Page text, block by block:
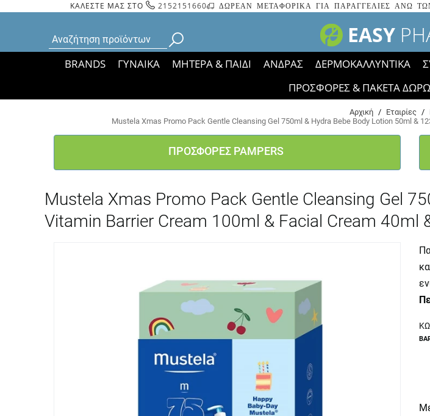
ΚΑΛΕΣΤΕ ΜΑΣ ΣΤΟ 2152151660 ΔΩΡΕΑΝ ΜΕΤΑΦΟΡΙΚΑ ΓΙΑ ΠΑΡΑΓΓΕΛΙΕΣ ΑΝΩ
EASY
BRANDS ΓΥΝΑΙΚΑ ΜΗΤΕΡΑ & ΠΑΙΔΙ ΑΝΔΡΑΣ ΔΕΡΜΟΚΑΛΛΥΝΤΙΚΑ
ΠΡΟΣΦΟΡΕΣ & ΠΑΚΕΤΑ
Bάσει ΦΕΚ 35935/2023 τα εικονίδια των
Αρχική / Εταιρίες /
Mustela Xmas Promo Pack Gentle Cleansing Gel 750ml & Hydra Bebe Body Lotion 50ml &
ΠΡΟΣΦΟΡΕΣ PAMPERS
Mustela Xmas Promo Pack Gentle Cleansing Gel
Vitamin Barrier Cream 100ml & Facial Cream 40ml